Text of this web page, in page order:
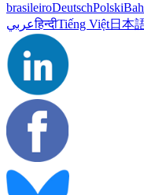
brasileiroDeutschPolski
عربيहिन्दीTiếng Việt日本